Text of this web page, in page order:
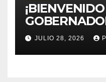
ALFREDO
BEDOLLA!
JULIO 28, 2026